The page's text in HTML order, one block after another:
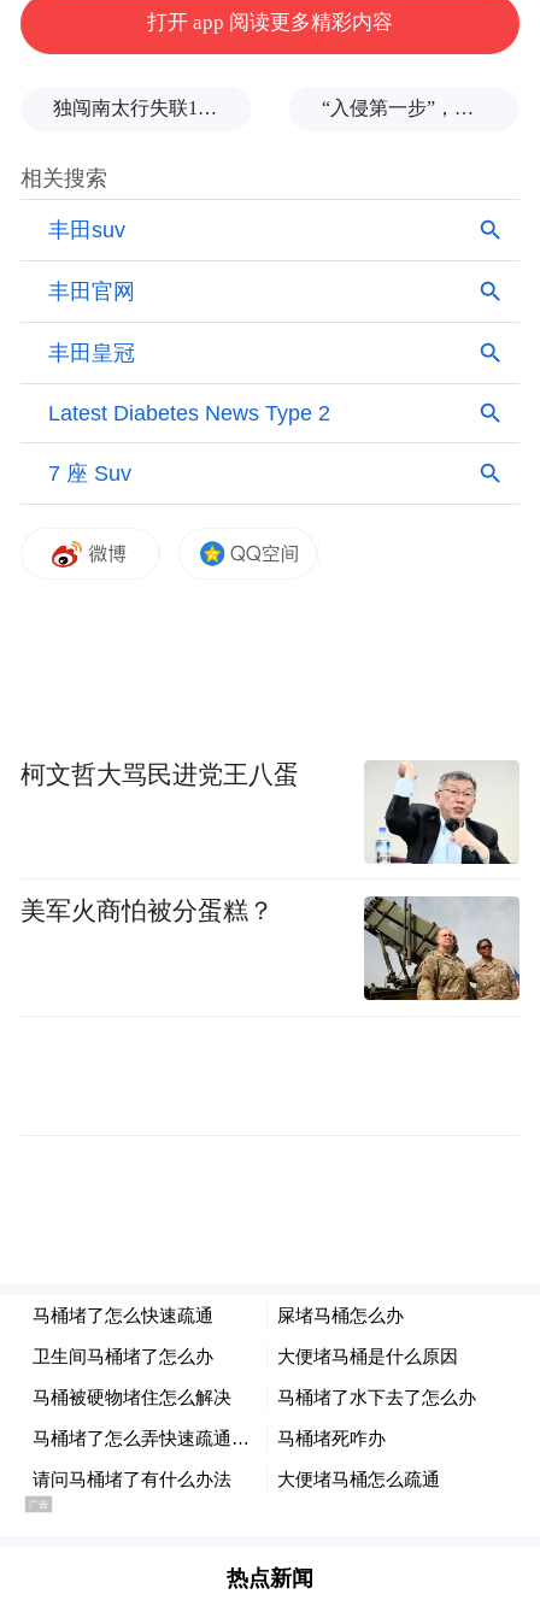
打开 app 阅读更多精彩内容
独闯南太行失联14天的女子已确认遇难，遗体在悬崖被找到 “入侵第一步”，与特朗普关系密切美企被曝强闯格陵兰岛
柯文哲大骂民进党王八蛋
美军火商怕被分蛋糕？
热点新闻